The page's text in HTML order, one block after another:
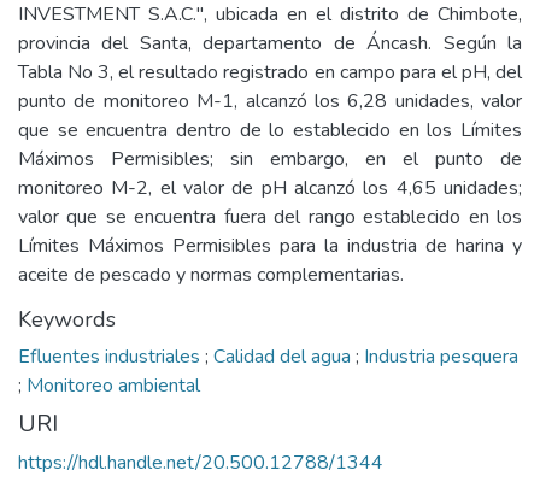
INVESTMENT S.A.C.", ubicada en el distrito de Chimbote,
provincia del Santa, departamento de Áncash. Según la
Tabla No 3, el resultado registrado en campo para el pH, del
punto de monitoreo M-1, alcanzó los 6,28 unidades, valor
que se encuentra dentro de lo establecido en los Límites
Máximos Permisibles; sin embargo, en el punto de
monitoreo M-2, el valor de pH alcanzó los 4,65 unidades;
valor que se encuentra fuera del rango establecido en los
Límites Máximos Permisibles para la industria de harina y
aceite de pescado y normas complementarias.
Keywords
Efluentes industriales ; Calidad del agua ; Industria pesquera
; Monitoreo ambiental
URI
https://hdl.handle.net/20.500.12788/1344